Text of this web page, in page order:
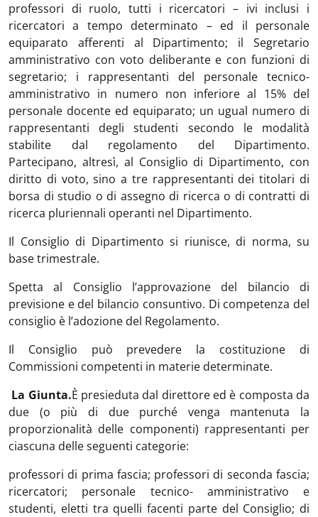
professori di ruolo, tutti i ricercatori – ivi inclusi i
ricercatori a tempo determinato – ed il personale
equiparato afferenti al Dipartimento; il Segretario
amministrativo con voto deliberante e con funzioni di
segretario; i rappresentanti del personale tecnico-
amministrativo in numero non inferiore al 15% del
personale docente ed equiparato; un ugual numero di
rappresentanti degli studenti secondo le modalità
stabilite dal regolamento del Dipartimento.
Partecipano, altresì, al Consiglio di Dipartimento, con
diritto di voto, sino a tre rappresentanti dei titolari di
borsa di studio o di assegno di ricerca o di contratti di
ricerca pluriennali operanti nel Dipartimento.
Il Consiglio di Dipartimento si riunisce, di norma, su
base trimestrale.
Spetta al Consiglio l’approvazione del bilancio di
previsione e del bilancio consuntivo. Di competenza del
consiglio è l’adozione del Regolamento.
Il Consiglio può prevedere la costituzione di
Commissioni competenti in materie determinate.
La Giunta.È presieduta dal direttore ed è composta da
due (o più di due purché venga mantenuta la
proporzionalità delle componenti) rappresentanti per
ciascuna delle seguenti categorie:
professori di prima fascia; professori di seconda fascia;
ricercatori; personale tecnico- amministrativo e
studenti, eletti tra quelli facenti parte del Consiglio; di